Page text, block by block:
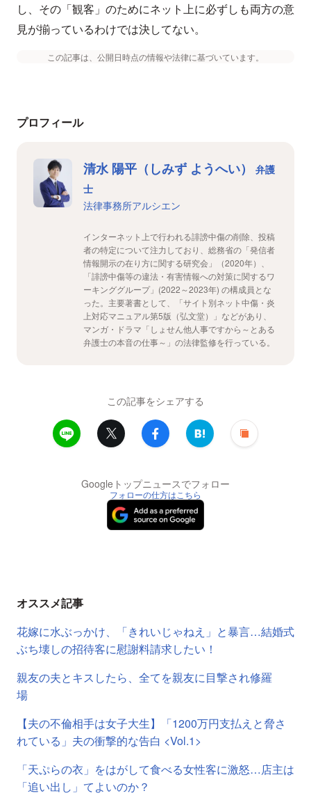
し、その「観客」のためにネット上に必ずしも両方の意
見が揃っているわけでは決してない。
この記事は、公開日時点の情報や法律に基づいています。
プロフィール
清水 陽平（しみず ようへい）
弁護
士
法律事務所アルシエン
インターネット上で行われる誹謗中傷の削除、投稿
者の特定について注力しており、総務省の「発信者
情報開示の在り方に関する研究会」（2020年）、
「誹謗中傷等の違法・有害情報への対策に関するワ
ーキンググループ」(2022～2023年) の構成員とな
った。主要著書として、「サイト別ネット中傷・炎
上対応マニュアル第5版（弘文堂）」などがあり、
マンガ・ドラマ「しょせん他人事ですから～とある
弁護士の本音の仕事～」の法律監修を行っている。
この記事をシェアする
Googleトップニュースでフォロー
フォローの仕方はこちら
オススメ記事
花嫁に水ぶっかけ、「きれいじゃねえ」と暴言…結婚式
ぶち壊しの招待客に慰謝料請求したい！
親友の夫とキスしたら、全てを親友に目撃され修羅
場
【夫の不倫相手は女子大生】「1200万円支払えと脅さ
れている」夫の衝撃的な告白 <Vol.1>
「天ぷらの衣」をはがして食べる女性客に激怒…店主は
「追い出し」てよいのか？